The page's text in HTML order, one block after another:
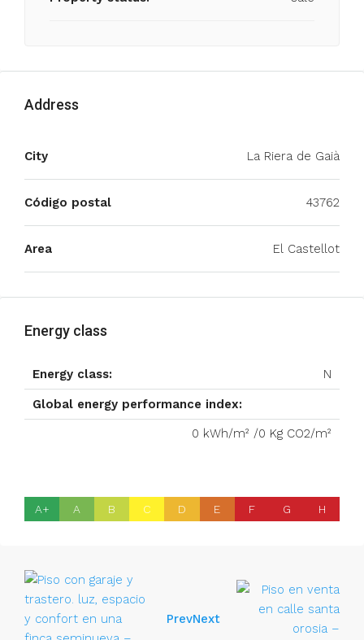
Address
City La Riera de Gaià
Código postal 43762
Area El Castellot
Energy class
Energy class: N
Global energy performance index:
0 kWh/m² /0 Kg CO2/m²
A+ A B C D E F G H
PrevNext